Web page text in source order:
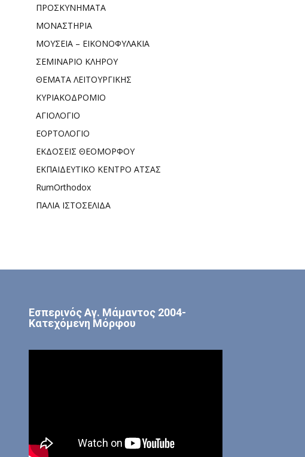
ΠΡΟΣΚΥΝΗΜΑΤΑ
ΜΟΝΑΣΤΗΡΙΑ
ΜΟΥΣΕΙΑ – ΕΙΚΟΝΟΦΥΛΑΚΙΑ
ΣΕΜΙΝΑΡΙΟ ΚΛΗΡΟΥ
ΘΕΜΑΤΑ ΛΕΙΤΟΥΡΓΙΚΗΣ
ΚΥΡΙΑΚΟΔΡΟΜΙΟ
ΑΓΙΟΛΟΓΙΟ
ΕΟΡΤΟΛΟΓΙΟ
ΕΚΔΟΣΕΙΣ ΘΕΟΜΟΡΦΟΥ
ΕΚΠΑΙΔΕΥΤΙΚΟ ΚΕΝΤΡΟ ΑΤΣΑΣ
RumOrthodox
ΠΑΛΙΑ ΙΣΤΟΣΕΛΙΔΑ
Εσπερινός Αγ. Μάμαντος 2004-
Κατεχόμενη Μόρφου